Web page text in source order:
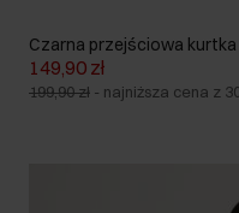
Czarna przejściowa kurtka
149,90 zł
199,90 zł - najniższa cena z